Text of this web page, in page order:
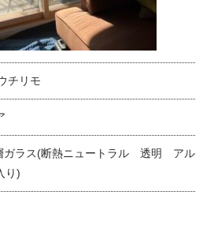
チリモ
ガラス(断熱ニュートラル 透明 アル
り)